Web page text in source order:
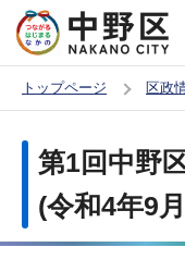
の
ー
トップページ 区政
か
第1回中野
(令和4年9